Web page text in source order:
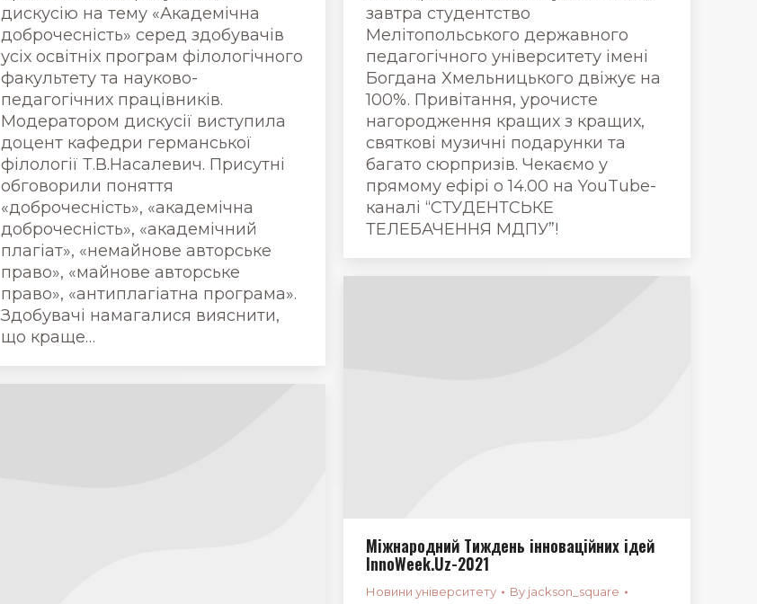
дискусію на тему «Академічна
доброчесність» серед здобувачів
усіх освітніх програм філологічного
факультету та науково-
педагогічних працівників.
Модератором дискусії виступила
доцент кафедри германської
філології Т.В.Насалевич. Присутні
обговорили поняття
«доброчесність», «академічна
доброчесність», «академічний
плагіат», «немайнове авторське
право», «майнове авторське
право», «антиплагіатна програма».
Здобувачі намагалися вияснити,
що краще…
завтра студентство
Мелітопольського державного
педагогічного університету імені
Богдана Хмельницького двіжує на
100%. Привітання, урочисте
нагородження кращих з кращих,
святкові музичні подарунки та
багато сюрпризів. Чекаємо у
прямому ефірі о 14.00 на YouTube-
каналі “СТУДЕНТСЬКЕ
ТЕЛЕБАЧЕННЯ МДПУ”!
Міжнародний Тиждень інноваційних ідей
InnoWeek.Uz-2021
Новини університету By jackson_square